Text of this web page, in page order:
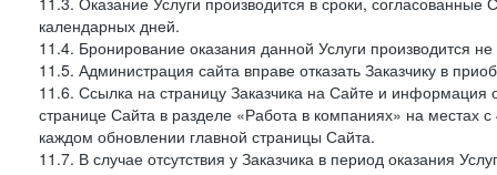
календарных дней.
11.4. Бронирование оказания данной Услуги производится
11.5. Администрация сайта вправе отказать Заказчику в
11.6. Ссылка на страницу Заказчика на Сайте и информация
странице Сайта в разделе «Работа в компаниях» на
каждом обновлении главной страницы Сайта.
11.7. В случае отсутствия у Заказчика в период оказания